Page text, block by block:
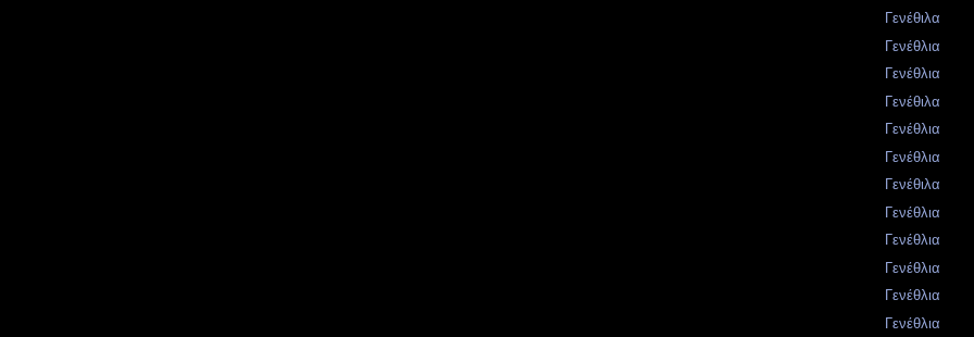
Γενέθιλα
Γενέθλια
Γενέθλια
Γενέθιλα
Γενέθλια
Γενέθλια
Γενέθιλα
Γενέθλια
Γενέθλια
Γενέθλια
Γενέθλια
Γενέθλια